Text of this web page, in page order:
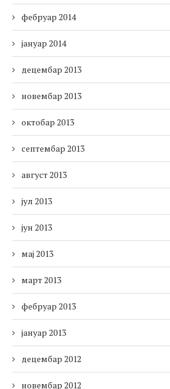
фебруар 2014
јануар 2014
децембар 2013
новембар 2013
октобар 2013
септембар 2013
август 2013
јул 2013
јун 2013
мај 2013
март 2013
фебруар 2013
јануар 2013
децембар 2012
новембар 2012